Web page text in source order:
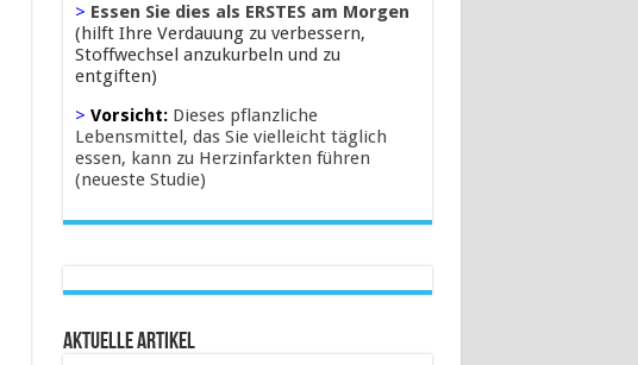
> Essen Sie dies als ERSTES am Morgen
(hilft Ihre Verdauung zu verbessern,
Stoffwechsel anzukurbeln und zu
entgiften)
> Vorsicht: Dieses pflanzliche
Lebensmittel, das Sie vielleicht täglich
essen, kann zu Herzinfarkten führen
(neueste Studie)
Aktuelle Artikel